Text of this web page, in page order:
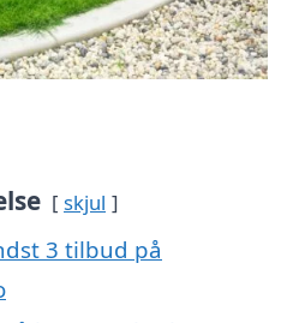
skjul
3 tilbud på